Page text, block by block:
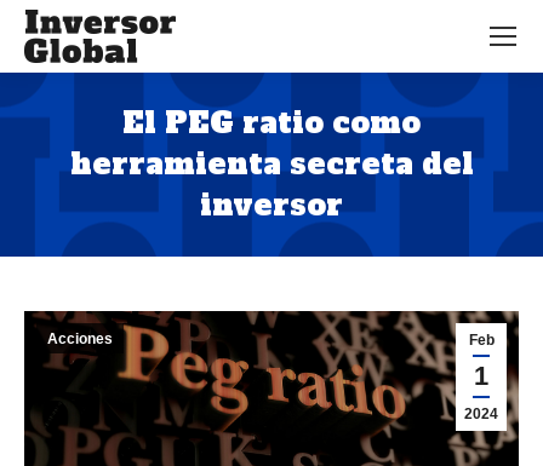
El PEG ratio como
herramienta secreta del
inversor
Estás aquí:
Feb
1
2024
Acciones